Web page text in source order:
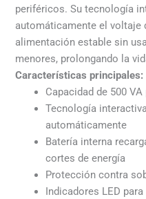
periféricos. Su tecnología
automáticamente el voltaje
alimentación estable sin
menores, prolongando la
Características principales:
Capacidad de 500
Tecnología
automáticamente
Batería interna
cortes de energía
Protección contra
Indicadores LED